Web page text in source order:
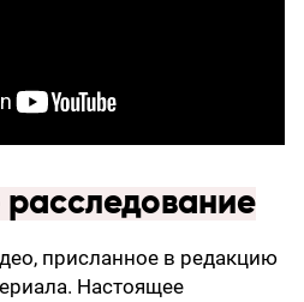
присланное в редакцию
Настоящее